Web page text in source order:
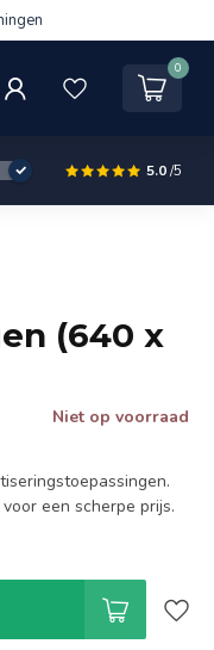
0
5.0/5
(640 x
Niet op voorraad
een scherpe prijs.